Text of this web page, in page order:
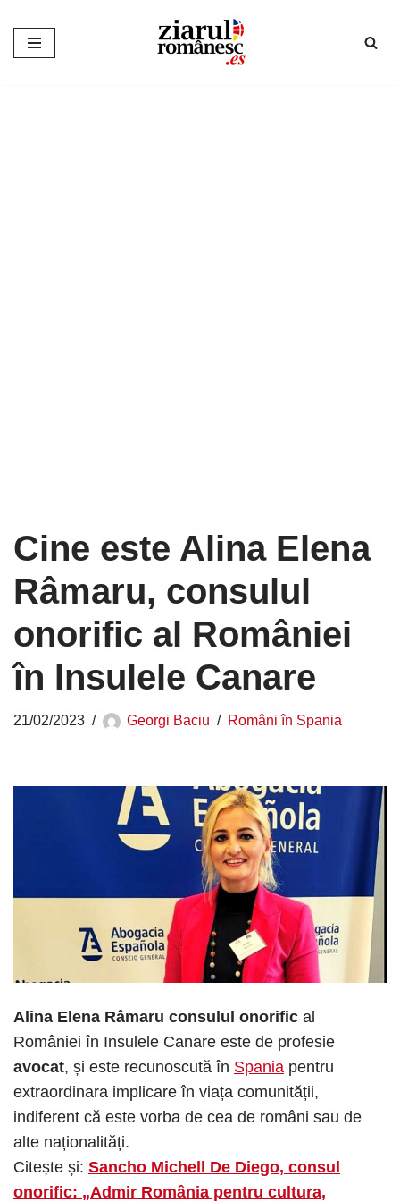
Sari
Cine este Alina Elena
Râmaru, consulul
onorific al României
în Insulele Canare
21/02/2023 Georgi Baciu Români în Spania
Alina Elena Râmaru consulul onorific al
României în Insulele Canare este de profesie
avocat, și este recunoscută în Spania pentru
extraordinara implicare în viața comunității,
indiferent că este vorba de cea de români sau de
alte naționalități.
Citește și: Sancho Michell De Diego, consul
onorific: „Admir România pentru cultura,